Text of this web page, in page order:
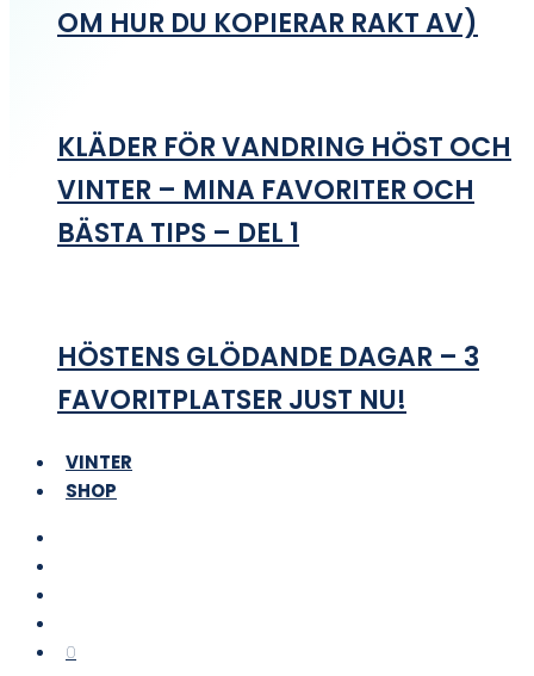
OM HUR DU KOPIERAR RAKT AV)
KLÄDER FÖR VANDRING HÖST OCH
VINTER – MINA FAVORITER OCH
BÄSTA TIPS – DEL 1
HÖSTENS GLÖDANDE DAGAR – 3
FAVORITPLATSER JUST NU!
VINTER
SHOP
0